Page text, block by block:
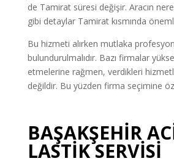
de Tamirat süresi değişir. Aracın
gibi detaylar Tamirat kısmında
Bu hizmeti alırken mutlaka
bulundurulmalıdır. Bazı firmalar
etmelerine rağmen, verdikleri
değildir. Bu yüzden firma seçimine
BAŞAKŞEHİR
LASTİK SERVİSİ